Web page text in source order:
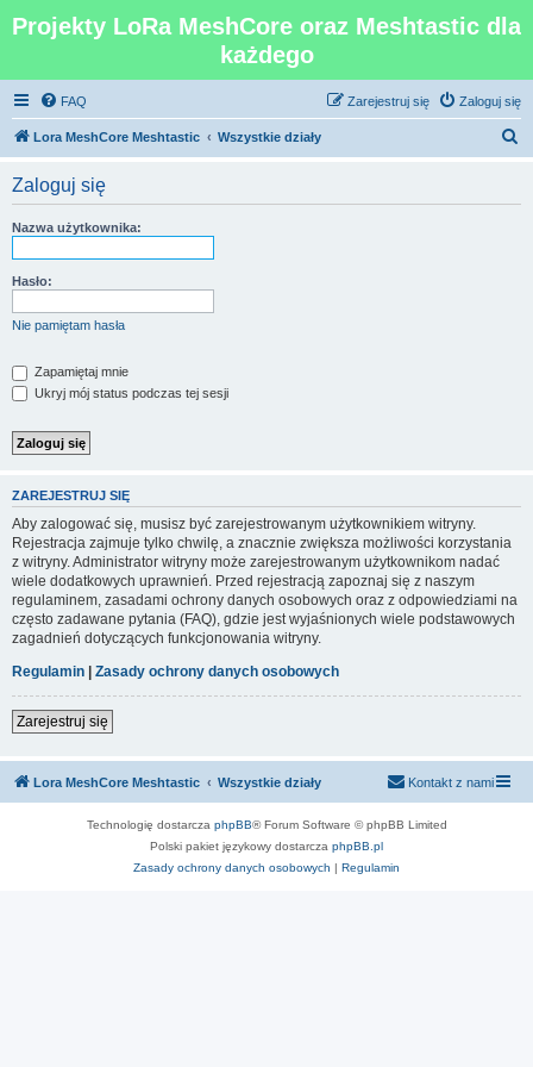
Projekty LoRa MeshCore oraz Meshtastic dla
każdego
FAQ Zaloguj się
Zarejestruj się
Lora MeshCore Meshtastic Wszystkie działy
Zaloguj się
Nazwa użytkownika:
Hasło:
Nie pamiętam hasła
Zapamiętaj mnie
Ukryj mój status podczas tej sesji
ZAREJESTRUJ SIĘ
Aby zalogować się, musisz być zarejestrowanym użytkownikiem witryny.
Rejestracja zajmuje tylko chwilę, a znacznie zwiększa możliwości korzystania
z witryny. Administrator witryny może zarejestrowanym użytkownikom nadać
wiele dodatkowych uprawnień. Przed rejestracją zapoznaj się z naszym
regulaminem, zasadami ochrony danych osobowych oraz z odpowiedziami na
często zadawane pytania (FAQ), gdzie jest wyjaśnionych wiele podstawowych
zagadnień dotyczących funkcjonowania witryny.
Regulamin | Zasady ochrony danych osobowych
Zarejestruj się
Lora MeshCore Meshtastic Wszystkie działy Kontakt z nami
Technologię dostarcza phpBB® Forum Software © phpBB Limited
Polski pakiet językowy dostarcza phpBB.pl
Zasady ochrony danych osobowych | Regulamin